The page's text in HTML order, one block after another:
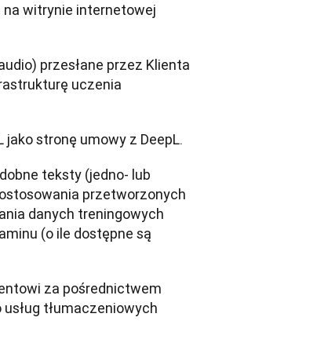
na witrynie internetowej
przesłane przez Klienta
uczenia
stronę umowy z DeepL.
teksty (jedno- lub
przetworzonych
danych treningowych
(o ile dostępne są
za pośrednictwem
tłumaczeniowych